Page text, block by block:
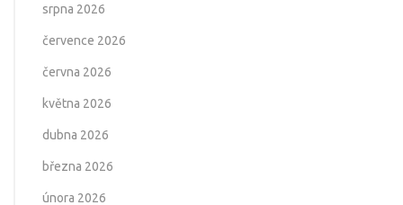
srpna 2026
července 2026
června 2026
května 2026
dubna 2026
března 2026
února 2026